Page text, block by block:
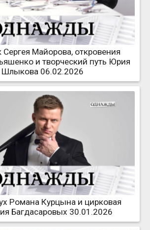
Сергея Майорова, откровения
и творческий путь Юрия
Шлыкова 06.02.2026
Романа Курцына и цирковая
Багдасаровых 30.01.2026